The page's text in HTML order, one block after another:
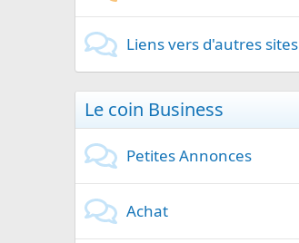
Liens vers d'autres sites
Le coin Business
Petites Annonces
Achat